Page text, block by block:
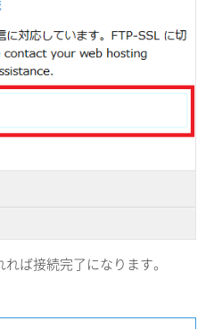
ば接続完了になります。